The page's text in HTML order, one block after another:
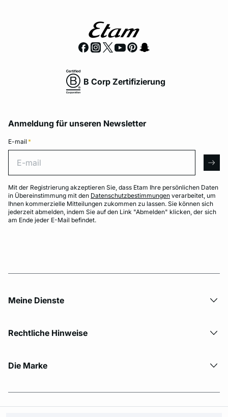
B Corp Zertifizierung
Anmeldung für unseren Newsletter
E-mail *
Mit der Registrierung akzeptieren Sie, dass Etam Ihre persönlichen Daten
in Übereinstimmung mit den Datenschutzbestimmungen verarbeitet, um
Ihnen kommerzielle Mitteilungen zukommen zu lassen. Sie können sich
jederzeit abmelden, indem Sie auf den Link "Abmelden" klicken, der sich
am Ende jeder E-Mail befindet.
Meine Dienste
Rechtliche Hinweise
Die Marke